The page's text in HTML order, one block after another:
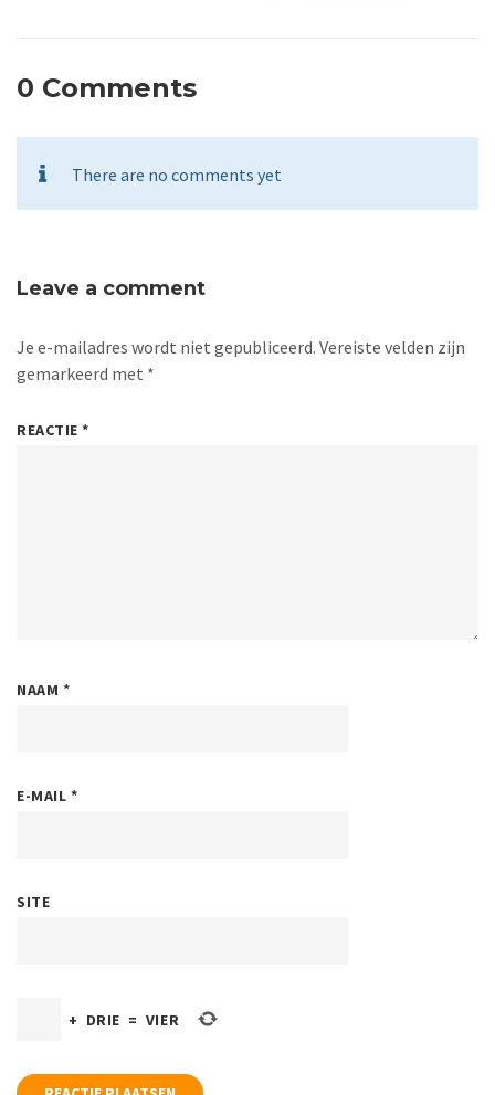
0 Comments
There are no comments yet
Leave a comment
Je e-mailadres wordt niet gepubliceerd. Vereiste velden zijn
gemarkeerd met *
REACTIE*
NAAM *
E-MAIL *
SITE
+ DRIE = VIER